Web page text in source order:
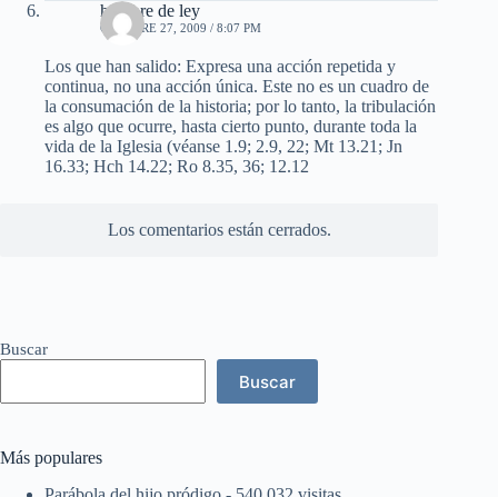
hombre de ley
OCTUBRE 27, 2009 / 8:07 PM
Los que han salido: Expresa una acción repetida y
continua, no una acción única. Este no es un cuadro de
la consumación de la historia; por lo tanto, la tribulación
es algo que ocurre, hasta cierto punto, durante toda la
vida de la Iglesia (véanse 1.9; 2.9, 22; Mt 13.21; Jn
16.33; Hch 14.22; Ro 8.35, 36; 12.12
Los comentarios están cerrados.
Buscar
Buscar
Más populares